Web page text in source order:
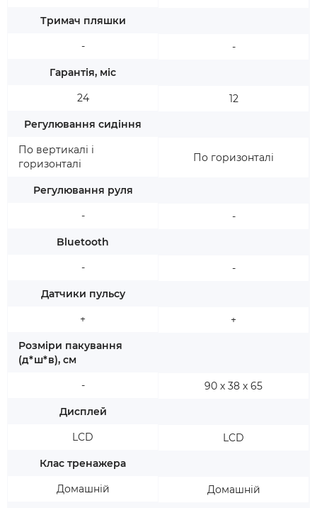
Тримач пляшки
-
Гарантія, міс
24
Регулювання сидіння
По вертикалі і
горизонталі
Регулювання руля
-
Bluetooth
-
Датчики пульсу
+
Розміри пакування
(д*ш*в), см
-
Дисплей
LCD
Клас тренажера
Домашній
-
12
По горизонталі
-
-
+
90 х 38 х 65
LCD
Домашній